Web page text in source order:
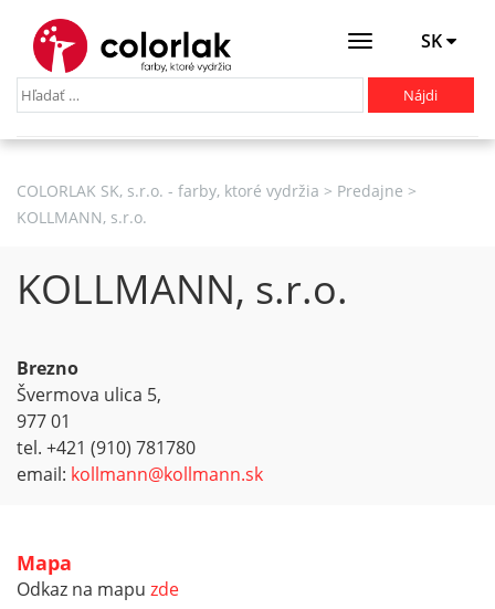
SK
Otevřít
menu
COLORLAK SK, s.r.o. - farby, ktoré vydržia > Predajne >
KOLLMANN, s.r.o.
KOLLMANN, s.r.o.
Brezno
Švermova ulica 5,
977 01
tel. +421 (910) 781780
email: kollmann@kollmann.sk
Mapa
Odkaz na mapu zde